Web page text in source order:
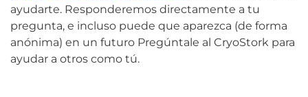
ayudarte. Responderemos directamente a tu
pregunta, e incluso puede que aparezca (de forma
anónima) en un futuro Pregúntale al CryoStork para
ayudar a otros como tú.